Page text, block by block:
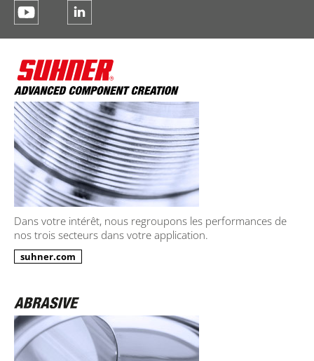
Dans votre intérêt, nous regroupons les performances de
nos trois secteurs dans votre application.
suhner.com